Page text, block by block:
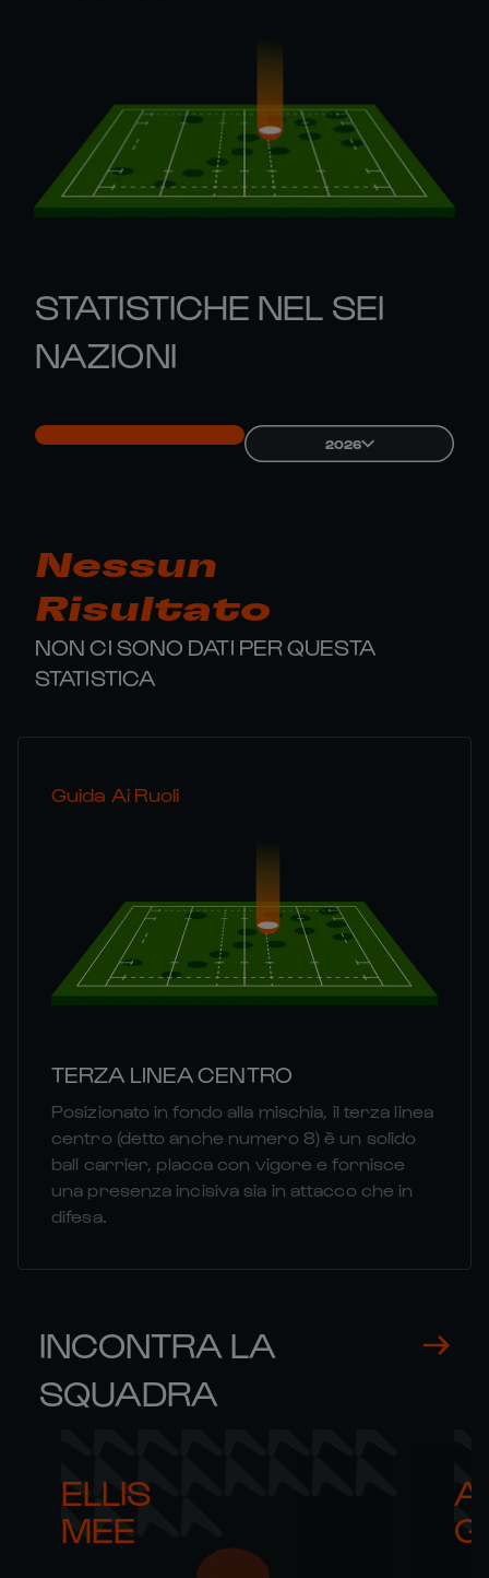
STATISTICHE NEL SEI
NAZIONI
2026
Nessun
Risultato
NON CI SONO DATI PER QUESTA
STATISTICA
Guida Ai Ruoli
TERZA LINEA CENTRO
Posizionato in fondo alla mischia, il terza linea
centro (detto anche numero 8) è un solido
ball carrier, placca con vigore e fornisce
una presenza incisiva sia in attacco che in
difesa.
INCONTRA LA
SQUADRA
ELLIS
MEE